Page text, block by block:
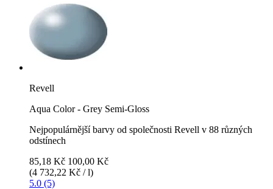
Revell
Aqua Color - Grey Semi-Gloss
Nejpopulárnější barvy od společnosti Revell v 88 různých
odstínech
85,18 Kč 100,00 Kč
(4 732,22 Kč / l)
5.0 (5)